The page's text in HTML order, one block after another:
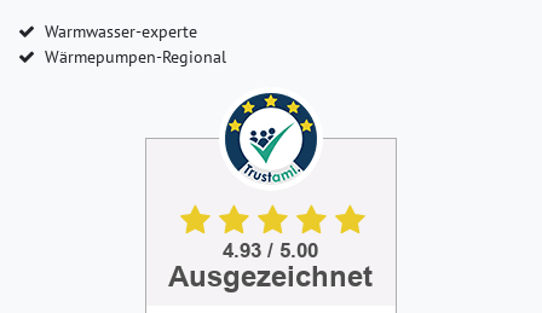
Warmwasser-experte
Wärmepumpen-Regional